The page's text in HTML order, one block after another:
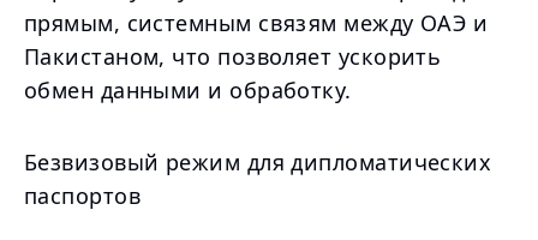
прямым, системным связям между ОАЭ и
Пакистаном, что позволяет ускорить
обмен данными и обработку.
Безвизовый режим для дипломатических
паспортов